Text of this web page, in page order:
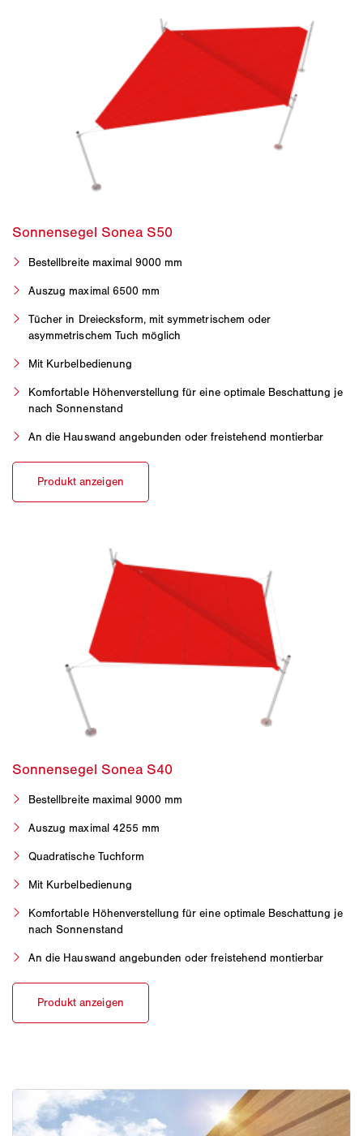
Bestellbreite maximal 9000 mm
Auszug maximal 6500 mm
Tücher in Dreiecksform, mit symmetrischem oder
asymmetrischem Tuch möglich
Mit Kurbelbedienung
Komfortable Höhenverstellung für eine optimale Beschattung je
nach Sonnenstand
An die Hauswand angebunden oder freistehend montierbar
Bestellbreite maximal 9000 mm
Auszug maximal 4255 mm
Quadratische Tuchform
Mit Kurbelbedienung
Komfortable Höhenverstellung für eine optimale Beschattung je
nach Sonnenstand
An die Hauswand angebunden oder freistehend montierbar